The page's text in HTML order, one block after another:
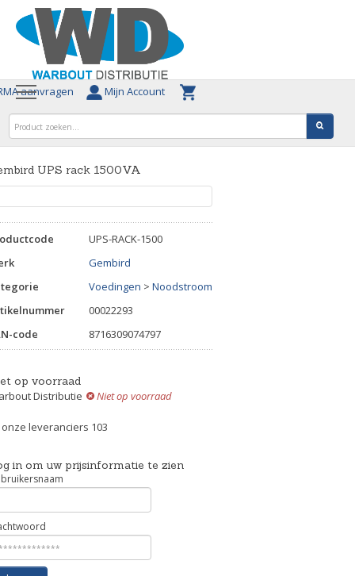
aanvragen Mijn Account
UPS rack 1500VA
UPS-RACK-1500
Gembird
Voedingen > Noodstroom
00022293
code
8716309074797
op voorraad
Distributie
Niet op voorraad
onze leveranciers 103
in om uw prijsinformatie te zien